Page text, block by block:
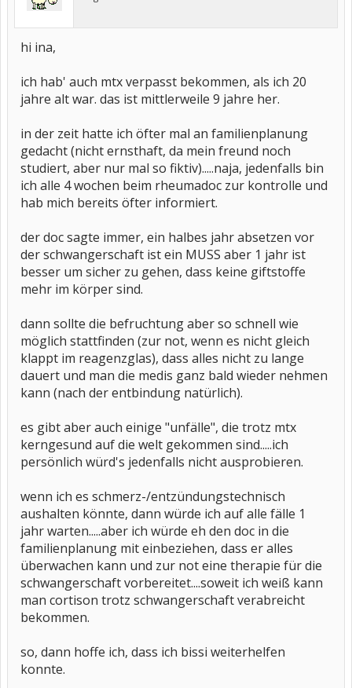
hi ina,
ich hab' auch mtx verpasst bekommen, als ich 20
jahre alt war. das ist mittlerweile 9 jahre her.
in der zeit hatte ich öfter mal an familienplanung
gedacht (nicht ernsthaft, da mein freund noch
studiert, aber nur mal so fiktiv).....naja, jedenfalls bin
ich alle 4 wochen beim rheumadoc zur kontrolle und
hab mich bereits öfter informiert.
der doc sagte immer, ein halbes jahr absetzen vor
der schwangerschaft ist ein MUSS aber 1 jahr ist
besser um sicher zu gehen, dass keine giftstoffe
mehr im körper sind.
dann sollte die befruchtung aber so schnell wie
möglich stattfinden (zur not, wenn es nicht gleich
klappt im reagenzglas), dass alles nicht zu lange
dauert und man die medis ganz bald wieder nehmen
kann (nach der entbindung natürlich).
es gibt aber auch einige "unfälle", die trotz mtx
kerngesund auf die welt gekommen sind.....ich
persönlich würd's jedenfalls nicht ausprobieren.
wenn ich es schmerz-/entzündungstechnisch
aushalten könnte, dann würde ich auf alle fälle 1
jahr warten.....aber ich würde eh den doc in die
familienplanung mit einbeziehen, dass er alles
überwachen kann und zur not eine therapie für die
schwangerschaft vorbereitet....soweit ich weiß kann
man cortison trotz schwangerschaft verabreicht
bekommen.
so, dann hoffe ich, dass ich bissi weiterhelfen
konnte.